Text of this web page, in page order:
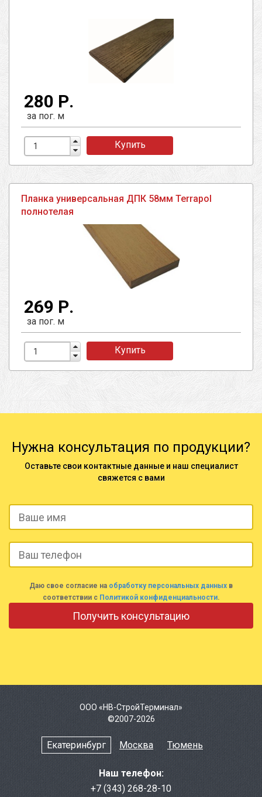
280 Р.
за пог. м
Купить
Планка универсальная ДПК 58мм Terrapol
полнотелая
269 Р.
за пог. м
Купить
Нужна консультация по продукции?
Оставьте свои контактные данные и наш специалист
свяжется с вами
Даю свое согласие на обработку персональных данных в
соответствии с Политикой конфиденциальности.
ООО «НВ-СтройТерминал»
©2007-2026
Екатеринбург Москва Тюмень
Наш телефон:
+7 (343) 268-28-10